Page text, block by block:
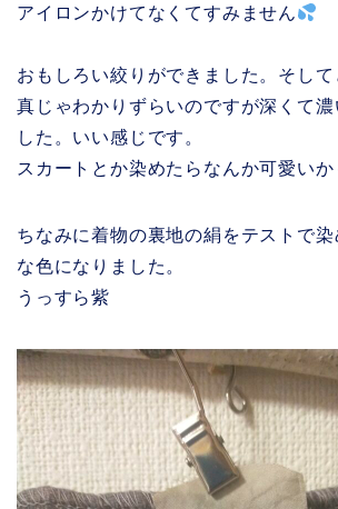
アイロンかけてなくてすみません
おもしろい絞りができました。そし
真じゃわかりずらいのですが深くて濃
した。いい感じです。
スカートとか染めたらなんか可愛いか
ちなみに着物の裏地の絹をテストで
な色になりました。
うっすら紫